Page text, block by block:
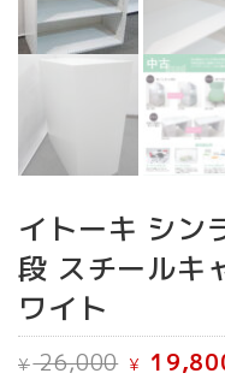
イトーキ シン
段 スチールキ
ワイト
¥26,000 元
の
¥